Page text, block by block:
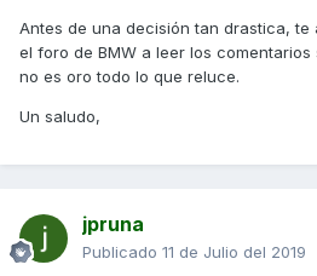
Antes de una decisión tan drastica, te
el foro de BMW a leer los
no es oro todo lo que reluce.
Un saludo,
jpruna
Publicado 11 de Julio del 2019